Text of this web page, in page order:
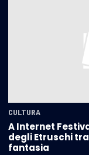
CULTURA
A Internet
degli Etruschi
fantasia